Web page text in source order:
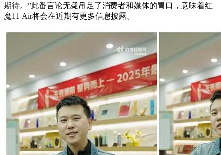
期待。”此番言论无疑吊足了消费者和媒体的胃口，意味着红
魔11 Air将会在近期有更多信息披露。